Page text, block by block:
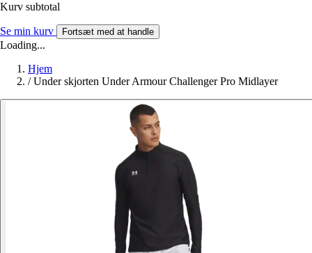
Kurv subtotal
Se min kurv Fortsæt med at handle
Loading...
Hjem
/ Under skjorten Under Armour Challenger Pro Midlayer